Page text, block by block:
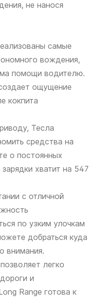
не нанося
самые
вождения,
помощи водителю.
ощущение
кокпита
Тесла
средства на
о постоянных
хватит на 547
с отличной
по узким улочкам
добраться куда
внимания.
легко
и
Range готова к